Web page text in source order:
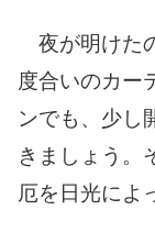
夜が明けた
度合いのカー
ンでも、少し
きましょう。
厄を日光によ